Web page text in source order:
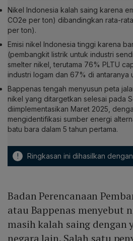
Nikel Indonesia kalah saing karena
CO2e per ton) dibandingkan rata-
per ton).
Emisi nikel Indonesia tinggi karena
(pembangkit listrik untuk industri
smelter nikel, terutama 76% PLTU
industri logam dan 67% di antaranya
Bappenas tengah menyusun peta
nikel yang ditargetkan selesai pada
diimplementasikan Maret 2025,
mengidentifikasi sumber energi
batu bara dalam 5 tahun pertama.
! Ringkasan ini dihasilkan
Badan Perencanaan
atau Bappenas menyebut
masih kalah saing dengan